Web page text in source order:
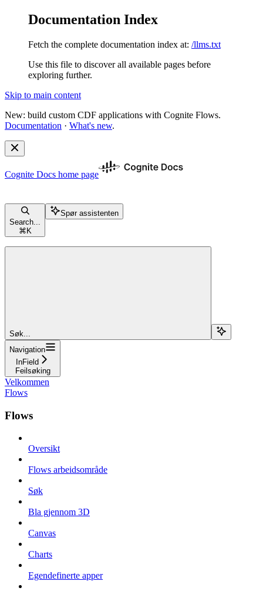
Documentation Index
Fetch the complete documentation index at: /llms.txt
Use this file to discover all available pages before
exploring further.
Skip to main content
New: build custom CDF applications with Cognite Flows.
Documentation · What's new.
Cognite Docs home page
Search...
⌘ K
Spør assistenten
Søk...
Navigation
InField
Feilsøking
Velkommen
Flows
Flows
Oversikt
Flows arbeidsområde
Søk
Bla gjennom 3D
Canvas
Charts
Egendefinerte apper